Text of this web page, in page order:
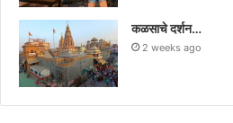
कळसाचे दर्शन…
2 weeks ago